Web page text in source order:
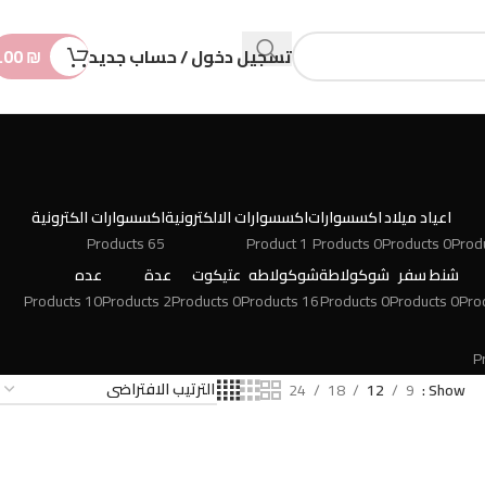
تسجيل دخول / حساب جديد ₪
اعياد ميلاد
0 Products
اكسسوارات
0 Products
اكسسوارات الالكترونية
1 Product
اكسسوارات الكترونية
65 Products
شنط سفر
0 Products
شوكولاطة
0 Products
شوكولاطه
16 Products
عتيكوت
0 Products
عدة
2 Products
عده
10 Products
Show
9
12
18
24